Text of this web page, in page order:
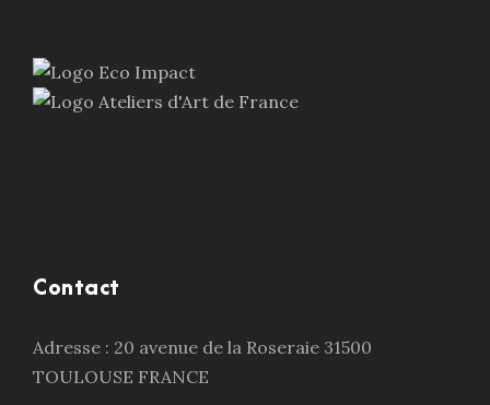
Contact
Adresse : 20 avenue de la Roseraie 31500
TOULOUSE FRANCE